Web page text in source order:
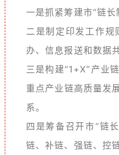
一是抓紧筹建市“链长
二是制定印发工作规
办、信息报送和数据
三是构建“1+X”产业
重点产业链高质量发
系。
四是筹备召开市“链
链、补链、强链、控